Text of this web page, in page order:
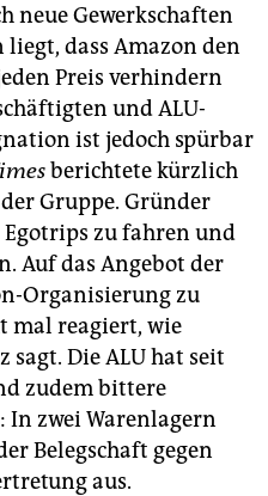
neue Gewerkschaften
dass Amazon den
Preis verhindern
und ALU-
ist jedoch spürbar
berichtete kürzlich
Gruppe. Gründer
zu fahren und
Auf das Angebot der
Organisierung zu
mal reagiert, wie
sagt. Die ALU hat seit
zudem bittere
zwei Warenlagern
Belegschaft gegen
aus.